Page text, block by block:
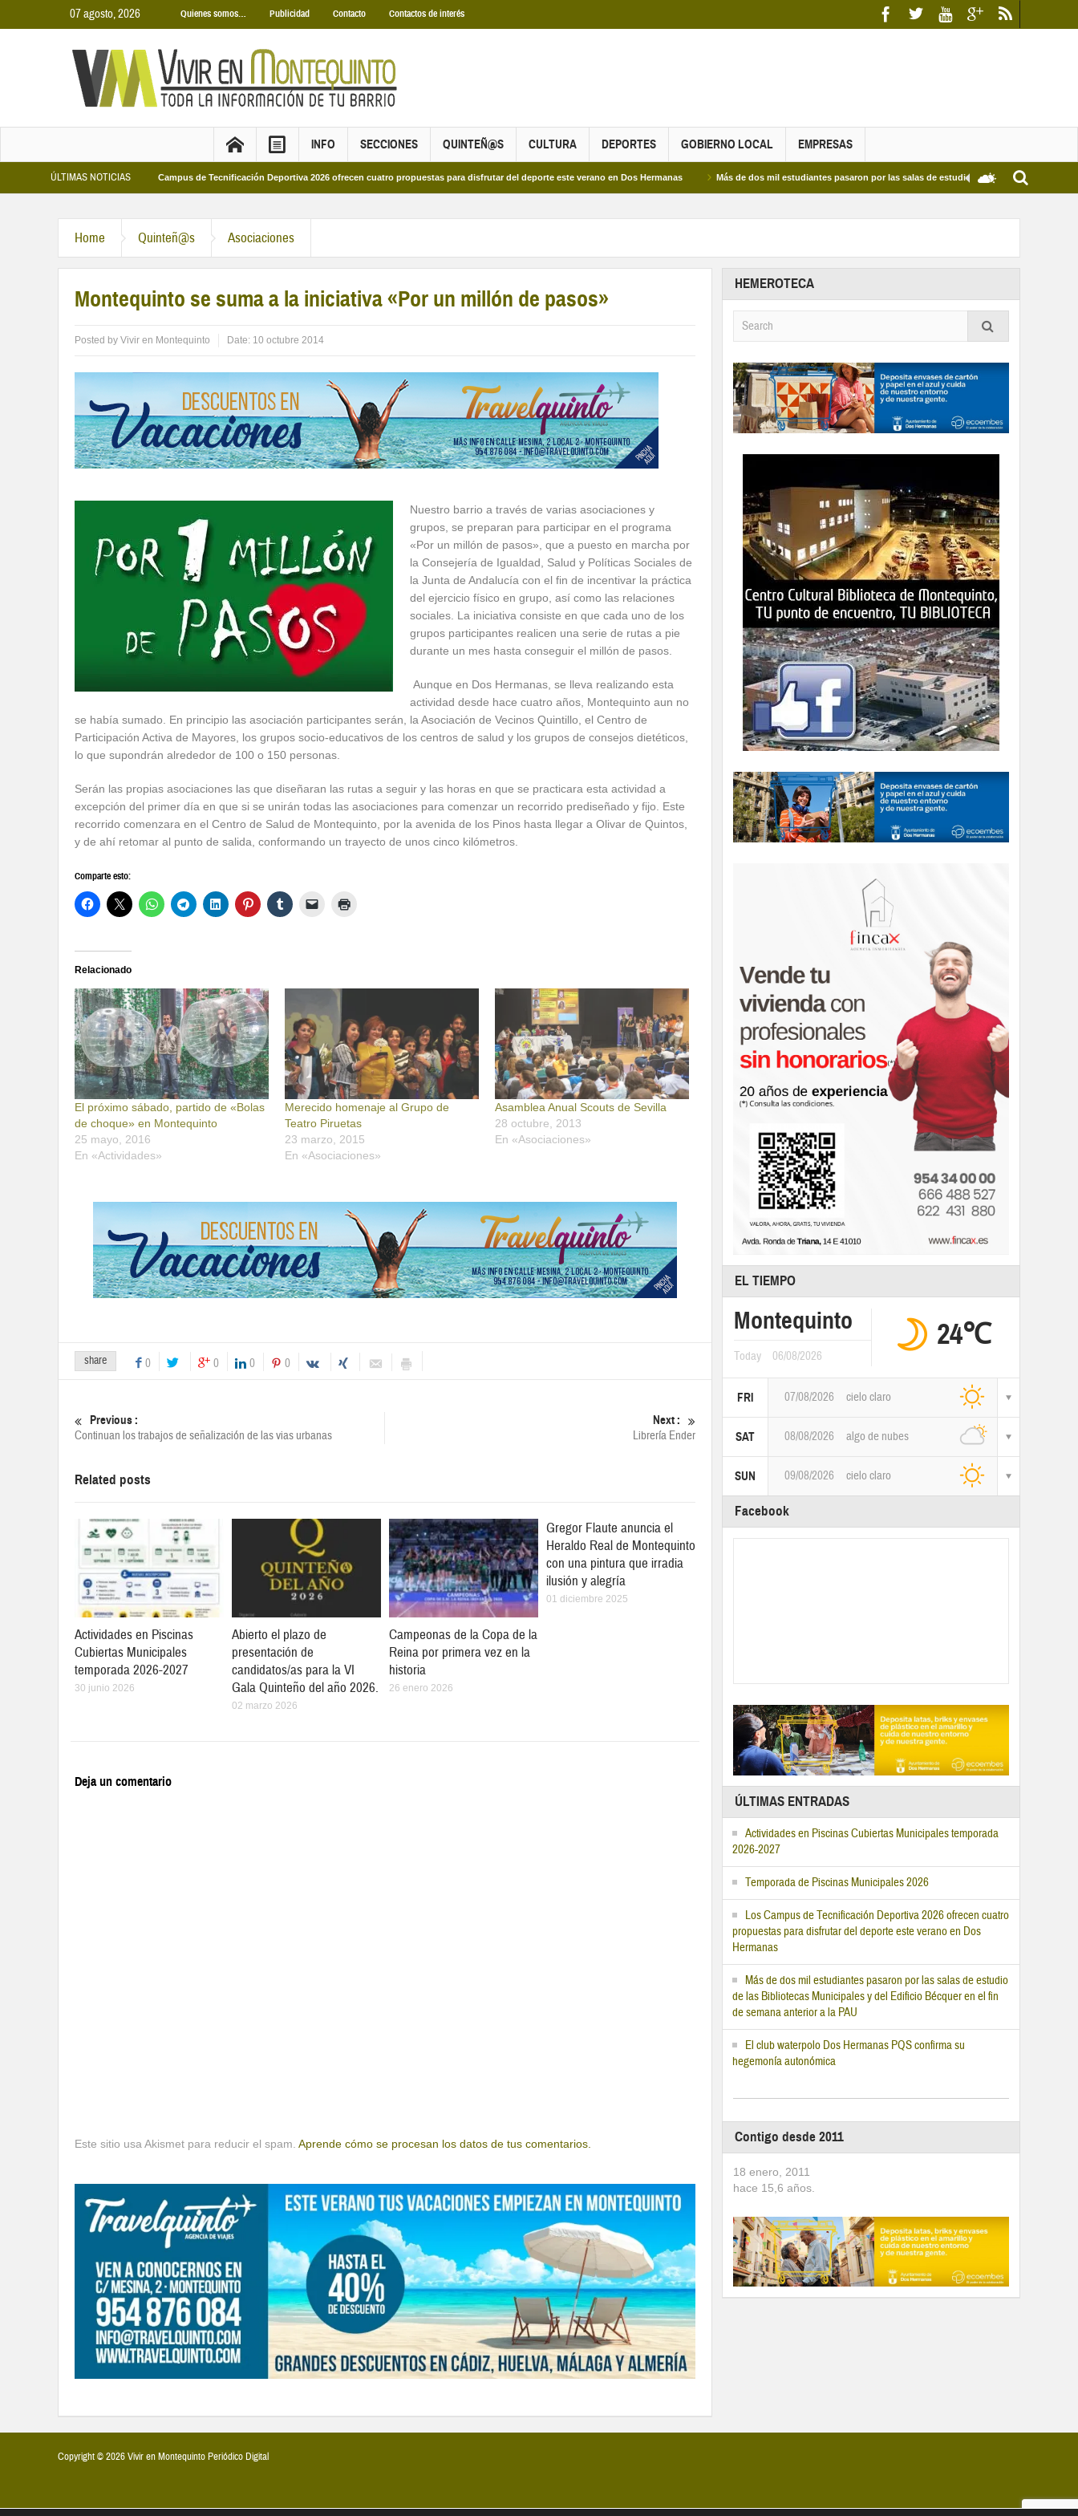
07 agosto, 2026 Quienes somos… Publicidad Contacto Contactos de interés
INFO SECCIONES QUINTEÑ@S CULTURA DEPORTES GOBIERNO LOCAL EMPRESAS
ÚLTIMAS NOTICIAS
2026 Los Campus de Tecnificación Deportiva 2026 ofrecen cuatro propuestas para disfrutar del deporte este verano en Dos Hermanas Más de dos mil estudiantes pasaron por las salas de estudio de las Bibliotecas Municipales y
Home Quinteñ@s Asociaciones
Montequinto se suma a la iniciativa «Por un millón de pasos»
Posted by Vivir en Montequinto Date: 10 octubre 2014
Nuestro barrio a través de varias asociaciones y
grupos, se preparan para participar en el programa
«Por un millón de pasos», que a puesto en marcha por
la Consejería de Igualdad, Salud y Políticas Sociales de
la Junta de Andalucía con el fin de incentivar la práctica
del ejercicio físico en grupo, así como las relaciones
sociales. La iniciativa consiste en que cada uno de los
grupos participantes realicen una serie de rutas a pie
durante un mes hasta conseguir el millón de pasos.
Aunque en Dos Hermanas, se lleva realizando esta
actividad desde hace cuatro años, Montequinto aun no
se había sumado. En principio las asociación participantes serán, la Asociación de Vecinos Quintillo, el Centro de
Participación Activa de Mayores, los grupos socio-educativos de los centros de salud y los grupos de consejos dietéticos,
lo que supondrán alrededor de 100 o 150 personas.
Serán las propias asociaciones las que diseñaran las rutas a seguir y las horas en que se practicara esta actividad a
excepción del primer día en que si se unirán todas las asociaciones para comenzar un recorrido prediseñado y fijo. Este
recorrido comenzara en el Centro de Salud de Montequinto, por la avenida de los Pinos hasta llegar a Olivar de Quintos,
y de ahí retomar al punto de salida, conformando un trayecto de unos cinco kilómetros.
Comparte esto:
Relacionado
El próximo sábado, partido de «Bolas
de choque» en Montequinto
25 mayo, 2016
En «Actividades»
Merecido homenaje al Grupo de
Teatro Piruetas
23 marzo, 2015
En «Asociaciones»
Asamblea Anual Scouts de Sevilla
28 octubre, 2013
En «Asociaciones»
share 0 0 0 0
Previous :
Continuan los trabajos de señalización de las vias urbanas
Next :
Librería Ender
Related posts
Actividades en Piscinas
Cubiertas Municipales
temporada 2026-2027
30 junio 2026
Abierto el plazo de
presentación de
candidatos/as para la VI
Gala Quinteño del año 2026.
02 marzo 2026
Campeonas de la Copa de la
Reina por primera vez en la
historia
26 enero 2026
Gregor Flaute anuncia el
Heraldo Real de Montequinto
con una pintura que irradia
ilusión y alegría
01 diciembre 2025
Deja un comentario
Este sitio usa Akismet para reducir el spam. Aprende cómo se procesan los datos de tus comentarios.
HEMEROTECA
EL TIEMPO
Montequinto
Today 06/08/2026
24℃
FRI 07/08/2026 cielo claro
SAT 08/08/2026 algo de nubes
SUN 09/08/2026 cielo claro
Facebook
ÚLTIMAS ENTRADAS
Actividades en Piscinas Cubiertas Municipales temporada
2026-2027
Temporada de Piscinas Municipales 2026
Los Campus de Tecnificación Deportiva 2026 ofrecen cuatro
propuestas para disfrutar del deporte este verano en Dos
Hermanas
Más de dos mil estudiantes pasaron por las salas de estudio
de las Bibliotecas Municipales y del Edificio Bécquer en el fin
de semana anterior a la PAU
El club waterpolo Dos Hermanas PQS confirma su
hegemonía autonómica
Contigo desde 2011
18 enero, 2011
hace 15,6 años.
Copyright © 2026 Vivir en Montequinto Periódico Digital